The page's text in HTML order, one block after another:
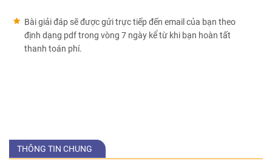
Bài giải đáp sẽ được gửi trực tiếp đến email của bạn theo
định dạng pdf trong vòng 7 ngày kể từ khi bạn hoàn tất
thanh toán phí.
THÔNG TIN CHUNG